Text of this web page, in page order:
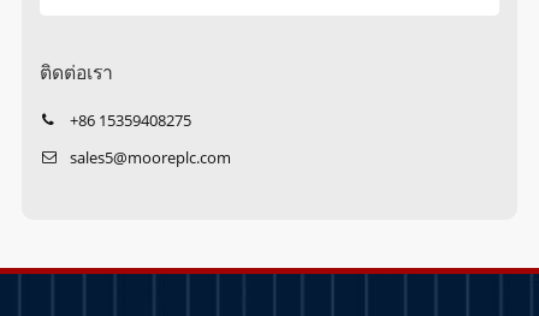
ติดต่อเรา
+86 15359408275
sales5@mooreplc.com